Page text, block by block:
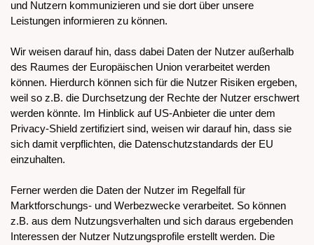
und Nutzern kommunizieren und sie dort über unsere
Leistungen informieren zu können.
Wir weisen darauf hin, dass dabei Daten der Nutzer außerhalb
des Raumes der Europäischen Union verarbeitet werden
können. Hierdurch können sich für die Nutzer Risiken ergeben,
weil so z.B. die Durchsetzung der Rechte der Nutzer erschwert
werden könnte. Im Hinblick auf US-Anbieter die unter dem
Privacy-Shield zertifiziert sind, weisen wir darauf hin, dass sie
sich damit verpflichten, die Datenschutzstandards der EU
einzuhalten.
Ferner werden die Daten der Nutzer im Regelfall für
Marktforschungs- und Werbezwecke verarbeitet. So können
z.B. aus dem Nutzungsverhalten und sich daraus ergebenden
Interessen der Nutzer Nutzungsprofile erstellt werden. Die